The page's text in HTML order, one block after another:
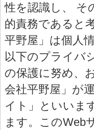
性を認識し、 そ
的責務であると
平野屋」は個人
以下のプライバ
の保護に努め、
会社平野屋」が
イト」といいま
ます。このWeb